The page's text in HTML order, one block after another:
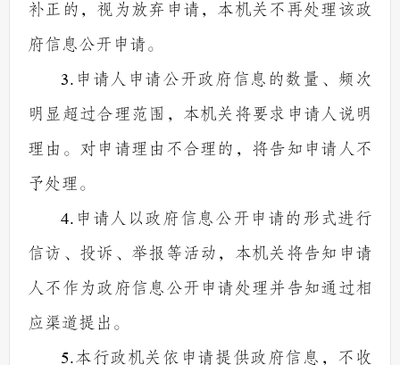
补正的，视为放弃申请，本机关不再处理该政
府信息公开申请。
3. 申请人申请公开政府信息的数量、频次
明显超过合理范围，本机关将要求申请人说明
理由。对申请理由不合理的，将告知申请人不
予处理。
4. 申请人以政府信息公开申请的形式进行
信访、投诉、举报等活动，本机关将告知申请
人不作为政府信息公开申请处理并告知通过相
应渠道提出。
5.本行政机关依申请提供政府信息，不收